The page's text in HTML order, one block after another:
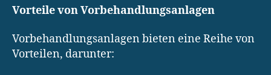
Vorteile von Vorbehandlungsanlagen
Vorbehandlungsanlagen bieten eine Reihe von
Vorteilen, darunter: